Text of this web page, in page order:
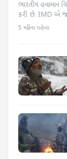
ભારતીય હવામાન
કરી છે. IMD એ
17 અને 18
5 મહિના પહેલા